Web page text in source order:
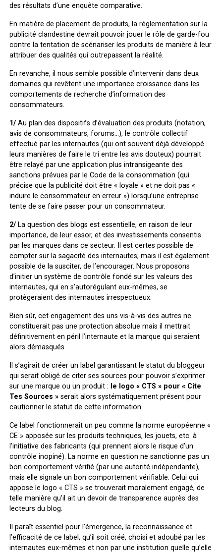
des résultats d’une enquête comparative.
En matière de placement de produits, la réglementation sur la
publicité clandestine devrait pouvoir jouer le rôle de garde-fou
contre la tentation de scénariser les produits de manière à leur
attribuer des qualités qui outrepassent la réalité.
En revanche, il nous semble possible d’intervenir dans deux
domaines qui revêtent une importance croissance dans les
comportements de recherche d’information des
consommateurs.
1/ Au plan des dispositifs d’évaluation des produits (notation,
avis de consommateurs, forums…), le contrôle collectif
effectué par les internautes (qui ont souvent déjà développé
leurs manières de faire le tri entre les avis douteux) pourrait
être relayé par une application plus intransigeante des
sanctions prévues par le Code de la consommation (qui
précise que la publicité doit être « loyale » et ne doit pas «
induire le consommateur en erreur ») lorsqu’une entreprise
tente de se faire passer pour un consommateur.
2/La question des blogs est essentielle, en raison de leur
importance, de leur essor, et des investissements consentis
par les marques dans ce secteur. Il est certes possible de
compter sur la sagacité des internautes, mais il est également
possible de la susciter, de l’encourager. Nous proposons
d’initier un système de contrôle fondé sur les valeurs des
internautes, qui en s’autorégulant eux-mêmes, se
protègeraient des internautes irrespectueux.
Bien sûr, cet engagement des uns vis-à-vis des autres ne
constituerait pas une protection absolue mais il mettrait
définitivement en péril l’internaute et la marque qui seraient
alors démasqués.
Il s’agirait de créer un label garantissant le statut du bloggeur
qui serait obligé de citer ses sources pour pouvoir s’exprimer
sur une marque ou un produit : le logo « CTS » pour « Cite
Tes Sources »serait alors systématiquement présent pour
cautionner le statut de cette information.
Ce label fonctionnerait un peu comme la norme européenne «
CE » apposée sur les produits techniques, les jouets, etc. à
l’initiative des fabricants (qui prennent alors le risque d’un
contrôle inopiné). La norme en question ne sanctionne pas un
bon comportement vérifié (par une autorité indépendante),
mais elle signale un bon comportement vérifiable. Celui qui
appose le logo « CTS » se trouverait moralement engagé, de
telle manière qu’il ait un devoir de transparence auprès des
lecteurs du blog.
Il paraît essentiel pour l’émergence, la reconnaissance et
l’efficacité de ce label, qu’il soit créé, choisi et adoubé par les
internautes eux-mêmes et non par une institution quelle qu’elle